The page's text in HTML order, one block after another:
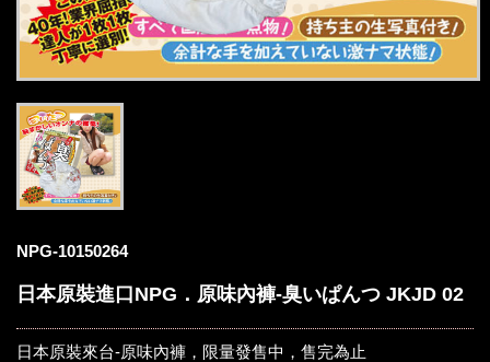
NPG-10150264
日本原裝進口NPG．原味內褲-臭いぱんつ JKJD 02
日本原裝來台-原味內褲，限量發售中，售完為止